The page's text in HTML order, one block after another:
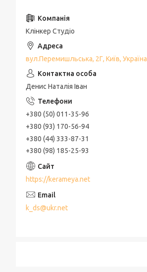
Клінкер Студіо
вул.Перемишльська, 2Г, Київ, Україна
Денис Наталія Іван
+380 (50) 011-35-96
+380 (93) 170-56-94
+380 (44) 333-87-31
+380 (98) 185-25-93
https://kerameya.net
k_ds@ukr.net